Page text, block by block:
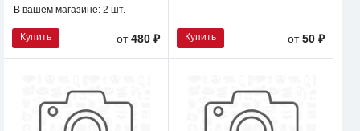
В вашем магазине: 2 шт.
Купить от480 ₽ Купить от50 ₽